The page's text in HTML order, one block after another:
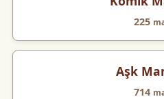
225
Aşk
714